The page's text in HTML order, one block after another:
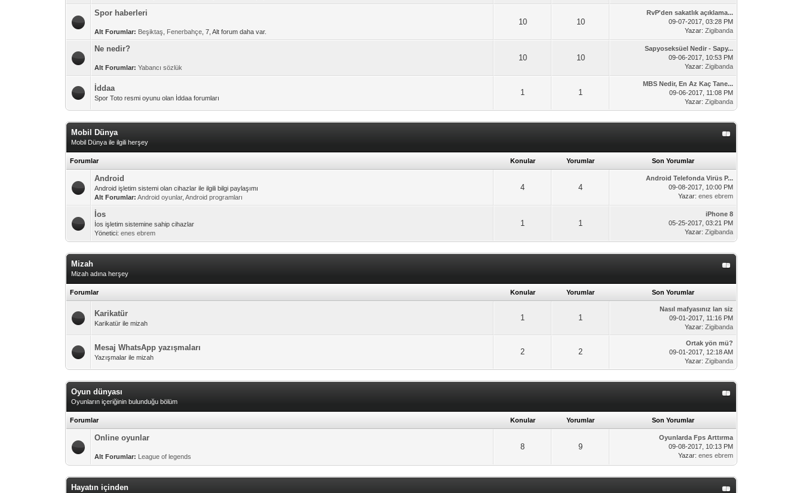
Spor haberleri
Alt Forumlar: Beşiktaş Fenerbahçe , 7, Alt forum daha var.
10 10
RvP'den sakatlık açıklama...
09-07-2017, 03:28 PM
Yazar:Zigibanda
Ne nedir?
Alt Forumlar: Yabancı sözlük
10 10
Sapyoseksüel Nedir - Sapy...
09-06-2017, 10:53 PM
Yazar:Zigibanda
İddaa
Spor Toto resmi oyunu olan İddaa forumları
1 1
MBS Nedir, En Az Kaç Tane...
09-06-2017, 11:08 PM
Yazar:Zigibanda
Mobil Dünya
Mobil Dünya ile ilgili herşey
Forumlar Konular Yorumlar Son Yorumlar
Android
Android işletim sistemi olan cihazlar ile ilgili bilgi paylaşımı
Alt Forumlar: Android oyunlar,Android programları
4 4
Android Telefonda Virüs P...
09-08-2017, 10:00 PM
Yazar:enes ebrem
İos
İos işletim sistemine sahip cihazlar
Yönetici:enes ebrem
1 1
iPhone 8
05-25-2017, 03:21 PM
Yazar:Zigibanda
Mizah
Mizah adına herşey
Forumlar Konular Yorumlar Son Yorumlar
Karikatür
Karikatür ile mizah
1 1
Nasıl mafyasınız lan siz
09-01-2017, 11:16 PM
Yazar:Zigibanda
Mesaj WhatsApp yazışmaları
Yazışmalar ile mizah
2 2
Ortak yön mü?
09-01-2017, 12:18 AM
Yazar:Zigibanda
Oyun dünyası
Oyunların içeriğinin bulunduğu bölüm
Forumlar Konular Yorumlar Son Yorumlar
Online oyunlar
Alt Forumlar: League of legends
8 9
Oyunlarda Fps Arttırma
09-08-2017, 10:13 PM
Yazar:enes ebrem
Hayatın içinden